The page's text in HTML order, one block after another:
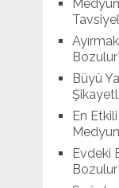
Büyü
En
Evdeki